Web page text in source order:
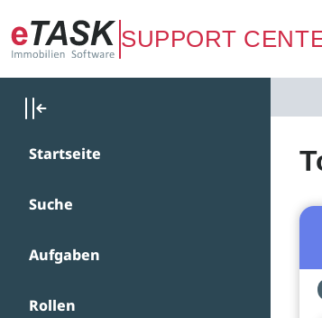
Zum Hauptinhalt springen
SUPPORT
Startseite
Suche
Aufgaben
Rollen